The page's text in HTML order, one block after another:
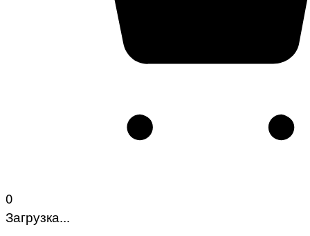
0
Загрузка...